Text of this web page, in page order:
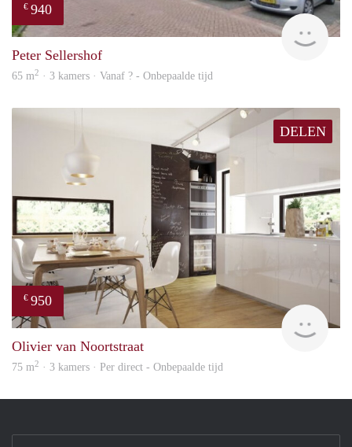
€ 940
rent
Peter Sellershof
65 m2 · 3 kamers · Vanaf ? - Onbepaalde tijd
DELEN
€ 950
Olivier van Noortstraat
75 m2 · 3 kamers · Per direct - Onbepaalde tijd